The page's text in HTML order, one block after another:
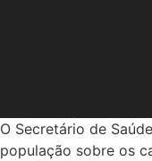
O Secretário de
população sobre os